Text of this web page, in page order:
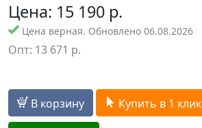
Цена: 15 190 р.
Цена верная. Обновлено 06.08.2026
Опт: 13 671 р.
В корзину Купить в 1 клик